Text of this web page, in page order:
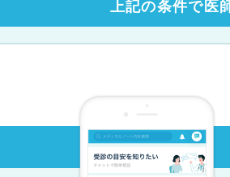
上記の条件で医